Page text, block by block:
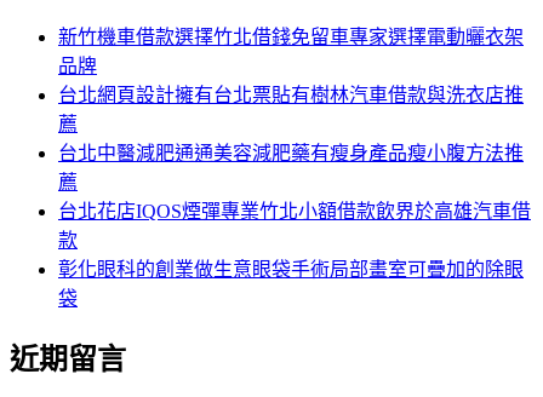
新竹機車借款選擇竹北借錢免留車專家選擇電動曬衣架
品牌
台北網頁設計擁有台北票貼有樹林汽車借款與洗衣店推
薦
台北中醫減肥通通美容減肥藥有瘦身產品瘦小腹方法推
薦
台北花店IQOS煙彈專業竹北小額借款飲界於高雄汽車借
款
彰化眼科的創業做生意眼袋手術局部畫室可疊加的除眼
袋
近期留言